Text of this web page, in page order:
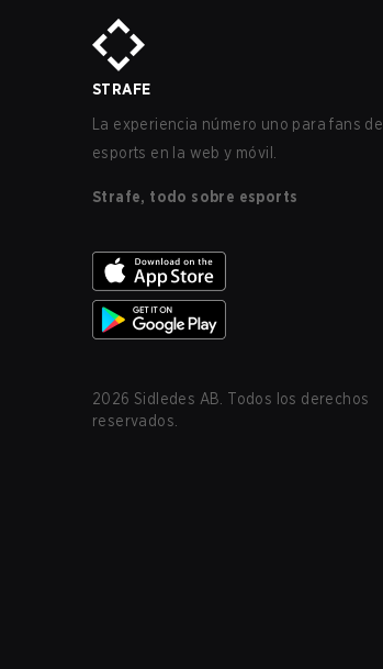
STRAFE
La experiencia número uno para fans de
esports en la web y móvil.
Strafe, todo sobre esports
2026 Sidledes AB. Todos los derechos
reservados.